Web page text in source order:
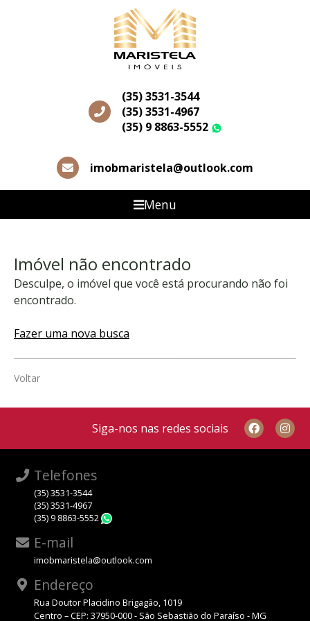
(35) 3531-3544
(35) 3531-4967
(35) 9 8863-5552
imobmaristela@outlook.com
Menu
Imóvel não encontrado
Desculpe, o imóvel que você está procurando não foi
encontrado.
Fazer uma nova busca
Voltar
Siga-nos nas redes sociais
Telefones
(35) 3531-3544
(35) 3531-4967
(35) 9 8863-5552
E-mail
imobmaristela@outlook.com
Endereço
Rua Doutor Placidino Brigagão, 1019
Centro – CEP: 37950-000 - São Sebastião do Paraíso - MG